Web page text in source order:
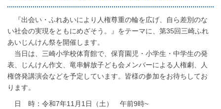
『出会い・ふれあいにより人権尊重の輪を広げ、自ら差別のな
い社会の実現をともにめざそう。』をテーマに、第35回三崎ふれ
あいじんけん祭を開催します。
当日は、三崎小学校体育館で、保育園児・小学生・中学生の発
表、じんけん作文、竜串解放子ども会メンバーによる人権劇、人
権啓発講演会などを予定しています。皆様の参加をお待ちしてお
ります。
日 時：令和7年11月1日（土） 午前9時~